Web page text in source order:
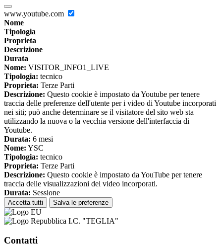
www.youtube.com
Nome
Tipologia
Proprieta
Descrizione
Durata
Nome: VISITOR_INFO1_LIVE
Tipologia: tecnico
Proprieta: Terze Parti
Descrizione: Questo cookie è impostato da Youtube per tenere
traccia delle preferenze dell'utente per i video di Youtube incorporati
nei siti; può anche determinare se il visitatore del sito web sta
utilizzando la nuova o la vecchia versione dell'interfaccia di
Youtube.
Durata: 6 mesi
Nome: YSC
Tipologia: tecnico
Proprieta: Terze Parti
Descrizione: Questo cookie è impostato da YouTube per tenere
traccia delle visualizzazioni dei video incorporati.
Durata: Sessione
Accetta tutti Salva le preferenze
I.C. "TEGLIA"
Contatti